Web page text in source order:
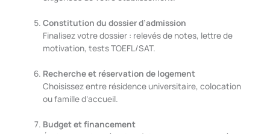
Constitution du dossier d’admission
Finalisez votre dossier : relevés de notes, lettre de
motivation, tests TOEFL/SAT.
Recherche et réservation de logement
Choisissez entre résidence universitaire, colocation
ou famille d’accueil.
Budget et financement